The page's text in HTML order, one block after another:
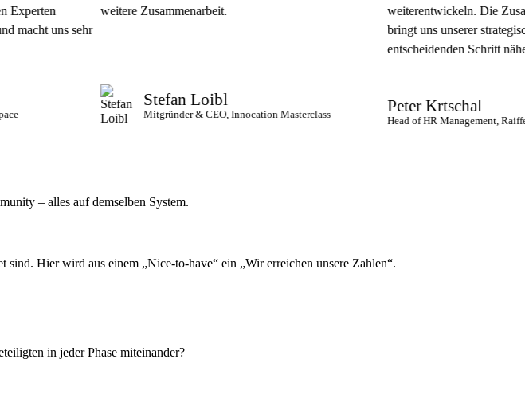
uns sehr
weitere Zusammenarbeit.
Stefan Loibl
Mitgründer & CEO, Innocation Masterclass
weiterentwickeln. Die
bringt uns unserer strategischen
entscheidenden Schritt näher.
Peter Krtschal
Head of HR Management, Raiffeisen-
– alles auf demselben System.
Hier wird aus einem „Nice-to-have“ ein „Wir erreichen unsere Zahlen“.
in jeder Phase miteinander?